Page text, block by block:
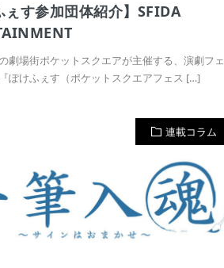
ぇす参加団体紹介】SFIDA
劇場街ポケットスクエアが主催する、演劇フェ
ぽけふぇす（ポケットスクエアフェス […]
連載コラム